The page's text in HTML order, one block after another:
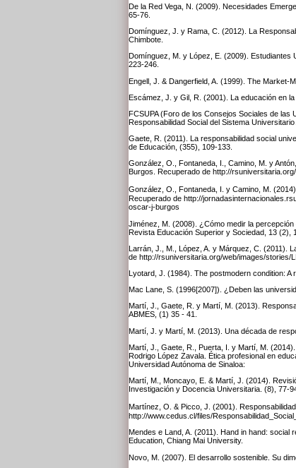
De la Red Vega, N. (2009). Necesidades
65-76.
Domínguez, J. y Rama, C. (2012). La
Chimbote.
Domínguez, M. y López, E. (2009). Estudiantes
223-246.
Engell, J. & Dangerfield, A. (1999). The Market-
Escámez, J. y Gil, R. (2001). La educación en
FCSUPA (Foro de los Consejos Sociales de
Responsabilidad Social del Sistema
Gaete, R. (2011). La responsabilidad social
de Educación, (355), 109-133.
González, O., Fontaneda, I., Camino, M. y
Burgos. Recuperado de http://
González, O., Fontaneda, I. y Camino, M.
Recuperado de http://
oscar-j-burgos
Jiménez, M. (2008). ¿Cómo medir la
Revista Educación Superior y Sociedad, 13 (2),
Larrán, J., M., López, A. y Márquez, C. (2011).
de http://rsuniversitaria.org/web/images/stories/
Lyotard, J. (1984). The postmodern condition: A
Mac Lane, S. (1996[2007]). ¿Deben las
Martí, J., Gaete, R. y Martí, M. (2013).
ABMES, (1) 35 - 41.
Martí, J. y Martí, M. (2013). Una década de
Martí, J., Gaete, R., Puerta, I. y Martí, M.
Rodrigo López Zavala. Ética profesional en
Universidad Autónoma de Sinaloa:
Martí, M., Moncayo, E. & Martí, J. (2014).
Investigación y Docencia Universitaria. (8), 77-
Martínez, O. & Picco, J. (2001).
http://www.cedus.cl/files/
Mendes e Land, A. (2011). Hand in hand:
Education, Chiang Mai University.
Novo, M. (2007). El desarrollo sostenible. Su